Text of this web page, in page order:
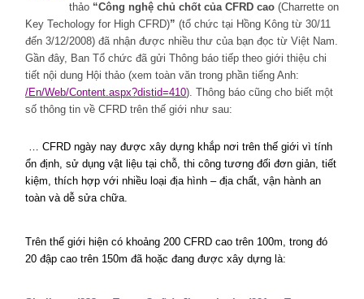
thảo “Công nghệ chủ chốt của CFRD cao (Charrette on
Key Techology for High CFRD)” (tổ chức tại Hồng Kông từ 30/11
đến 3/12/2008) đã nhận được nhiều thư của bạn đọc từ Việt Nam.
Gần đây, Ban Tổ chức đã gửi Thông báo tiếp theo giới thiệu chi
tiết nội dung Hội thảo (xem toàn văn trong phần tiếng Anh:
/En/Web/Content.aspx?distid=410). Thông báo cũng cho biết một
số thông tin về CFRD trên thế giới như sau:
… CFRD ngày nay được xây dựng khắp nơi trên thế giới vì tính
ổn định, sử dụng vật liệu tại chỗ, thi công tương đối đơn giản, tiết
kiệm, thích hợp với nhiều loại địa hình – địa chất, vận hành an
toàn và dễ sửa chữa.
Trên thế giới hiện có khoảng 200 CFRD cao trên 100m, trong đó
20 đập cao trên 150m đã hoặc đang được xây dựng là: